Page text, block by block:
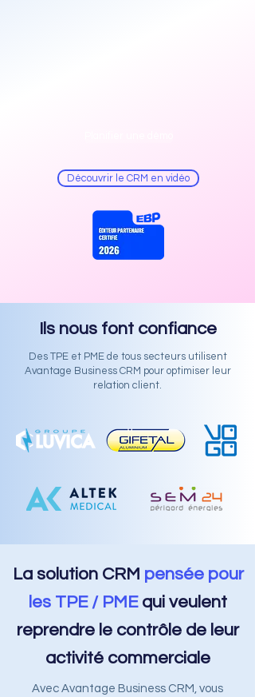
Découvrir le CRM en vidéo
Ils nous font confiance
Des TPE et PME de tous secteurs utilisent
Avantage Business CRM pour optimiser leur
relation client.
La solution CRM pensée pour
les TPE / PMEqui veulent
reprendre le contrôle de leur
activité commerciale
Avec Avantage Business CRM, vous